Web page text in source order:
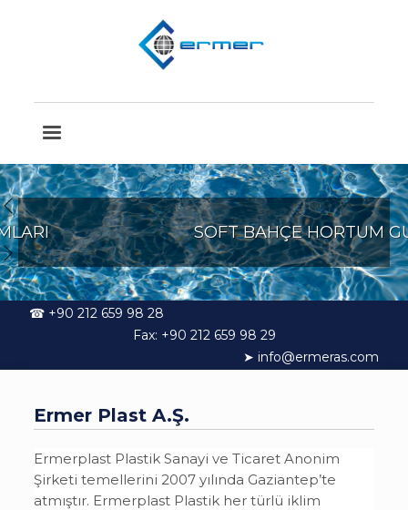
SOFT BAHÇE HORTUM GURUBU
☎ +90 212 659 98 28
Fax: +90 212 659 98 29
➤ info@ermeras.com
Ermer Plast A.Ş.
Ermerplast Plastik Sanayi ve Ticaret Anonim
Şirketi temellerini 2007 yılında Gaziantep’te
atmıştır. Ermerplast Plastik her türlü iklim